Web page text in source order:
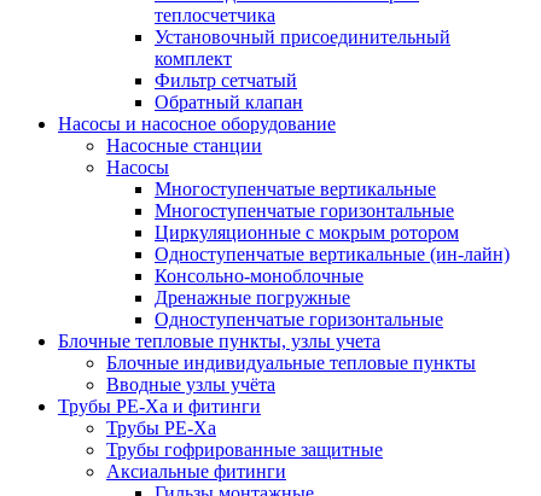
теплосчетчика
Установочный присоединительный
комплект
Фильтр сетчатый
Обратный клапан
Насосы и насосное оборудование
Насосные станции
Насосы
Многоступенчатые вертикальные
Многоступенчатые горизонтальные
Циркуляционные с мокрым ротором
Одноступенчатые вертикальные (ин-лайн)
Консольно-моноблочные
Дренажные погружные
Одноступенчатые горизонтальные
Блочные тепловые пункты, узлы учета
Блочные индивидуальные тепловые пункты
Вводные узлы учёта
Трубы РЕ-Ха и фитинги
Трубы РЕ-Ха
Трубы гофрированные защитные
Аксиальные фитинги